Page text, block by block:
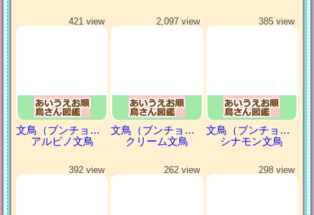
421 view
文鳥（ブンチョウ）
アルビノ文鳥
2,097 view
文鳥（ブンチョウ）
クリーム文鳥
385 view
文鳥（ブンチョウ）
シナモン文鳥
392 view 262 view 298 view